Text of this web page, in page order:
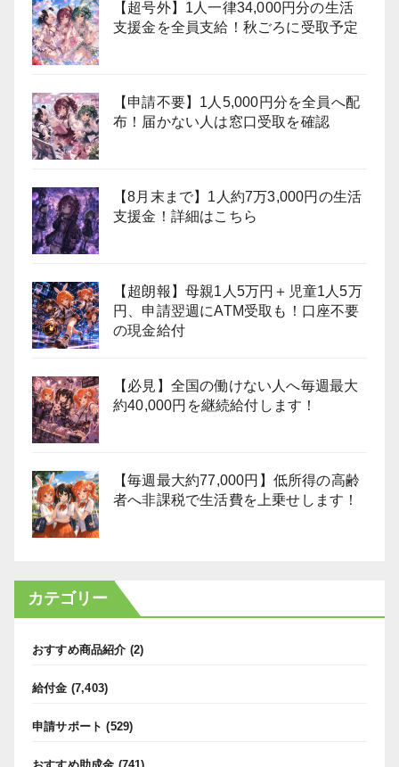
【超号外】1人一律34,000円分の生活
支援金を全員支給！秋ごろに受取予定
【申請不要】1人5,000円分を全員へ配
布！届かない人は窓口受取を確認
【8月末まで】1人約7万3,000円の生活
支援金！詳細はこちら
【超朗報】母親1人5万円＋児童1人5万
円、申請翌週にATM受取も！口座不要
の現金給付
【必見】全国の働けない人へ毎週最大
約40,000円を継続給付します！
【毎週最大約77,000円】低所得の高齢
者へ非課税で生活費を上乗せします！
カテゴリー
おすすめ商品紹介 (2)
給付金 (7,403)
申請サポート (529)